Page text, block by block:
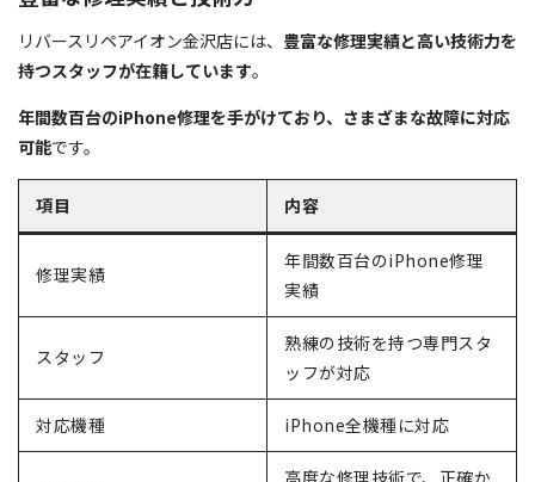
リバースリペアイオン金沢店には、 豊富な修理実績と高い技術力を
持つスタッフが在籍しています。
年間数百台のiPhone修理を手がけており、さまざまな故障に対応
可能です。
項目 内容
修理実績
年間数百台のiPhone修理
実績
スタッフ
熟練の技術を持つ専門スタ
ッフが対応
対応機種 iPhone全機種に対応
高度な修理技術で、正確か